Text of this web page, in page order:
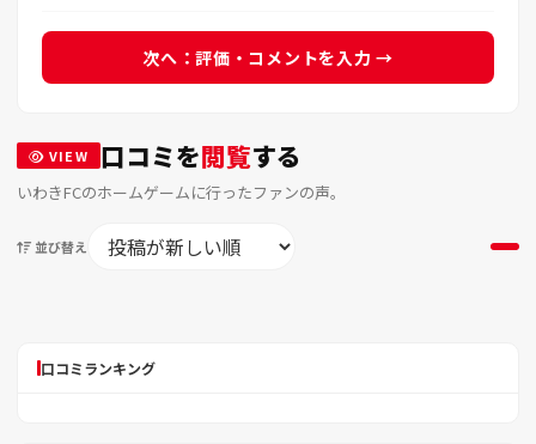
次へ：評価・コメントを入力 →
VIEW 口コミを閲覧する
いわきFCのホームゲームに行ったファンの声。
並び替え
口コミランキング